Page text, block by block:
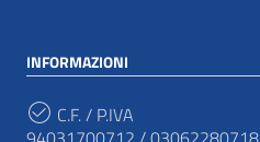
INFORMAZIONI
C.F. / P.IVA